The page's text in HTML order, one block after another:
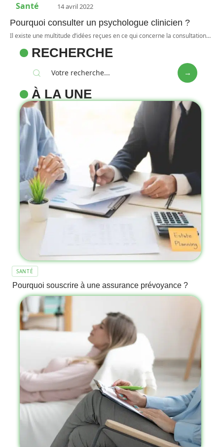
Santé 14 avril 2022
Pourquoi consulter un psychologue clinicien ?
Il existe une multitude d’idées reçues en ce qui concerne la consultation…
RECHERCHE
À LA UNE
SANTÉ
Pourquoi souscrire à une assurance prévoyance ?